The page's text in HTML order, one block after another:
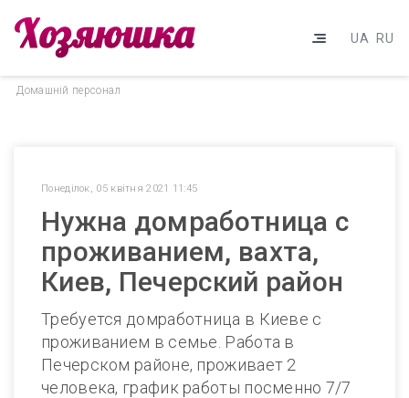
UA RU
Домашнiй персонал
Понеділок, 05 квітня 2021 11:45
Нужна домработница с
проживанием, вахта,
Киев, Печерский район
Требуется домработница в Киеве с
проживанием в семье. Работа в
Печерском районе, проживает 2
человека, график работы посменно 7/7